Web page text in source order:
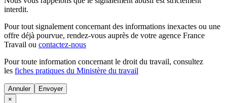
interdit.
Pour tout signalement concernant des informations inexactes ou une
offre déjà pourvue, rendez-vous auprès de votre agence France
Travail ou contactez-nous
Pour toute information concernant le droit du travail, consultez
les fiches pratiques du Ministère du travail
Annuler
×